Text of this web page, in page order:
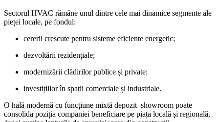
Sectorul HVAC rămâne unul dintre cele mai dinamice segmente ale
pieței locale, pe fondul:
cererii crescute pentru sisteme eficiente energetic;
dezvoltării rezidențiale;
modernizării clădirilor publice și private;
investițiilor în spații comerciale și industriale.
O hală modernă cu funcțiune mixtă depozit–showroom poate
consolida poziția companiei beneficiare pe piața locală și regională,